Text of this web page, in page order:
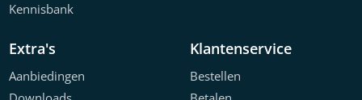
Kennisbank
Extra's
Aanbiedingen
Klantenservice
Bestellen